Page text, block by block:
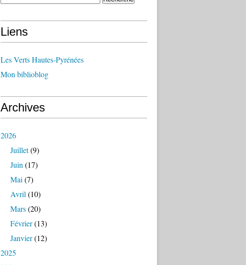
Liens
Les Verts Hautes-Pyrénées
Mon biblioblog
Archives
2026
Juillet(9)
Juin (17)
Mai (7)
Avril (10)
Mars(20)
Février(13)
Janvier(12)
2025